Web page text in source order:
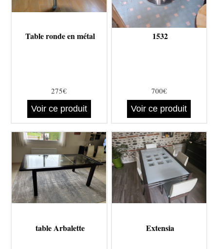
Table ronde en métal
275€
Voir ce produit
1532
700€
Voir ce produit
table Arbalette Extensia